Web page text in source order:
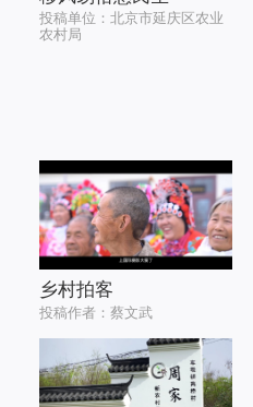
投稿单位：北京市延庆区农业
农村局
乡村拍客
投稿作者：蔡文武